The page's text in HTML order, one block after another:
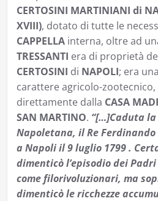
CERTOSINI MARTINIANI di
XVIII), dotato di tutte le
CAPPELLA interna, oltre ad
TRESSANTI era di proprietà
CERTOSINI di NAPOLI; era una
carattere agricolo-zootecnico,
direttamente dalla CASA
SAN MARTINO. “[…]Caduta
Napoletana, il Re
a Napoli il 9 luglio 1799 .
dimenticò l’episodio dei
come filorivoluzionari, ma
dimenticò le ricchezze